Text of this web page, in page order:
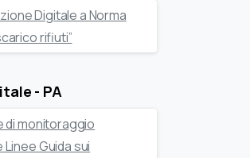
Digitale a Norma
rifiuti”
- PA
di monitoraggio
Guida sui